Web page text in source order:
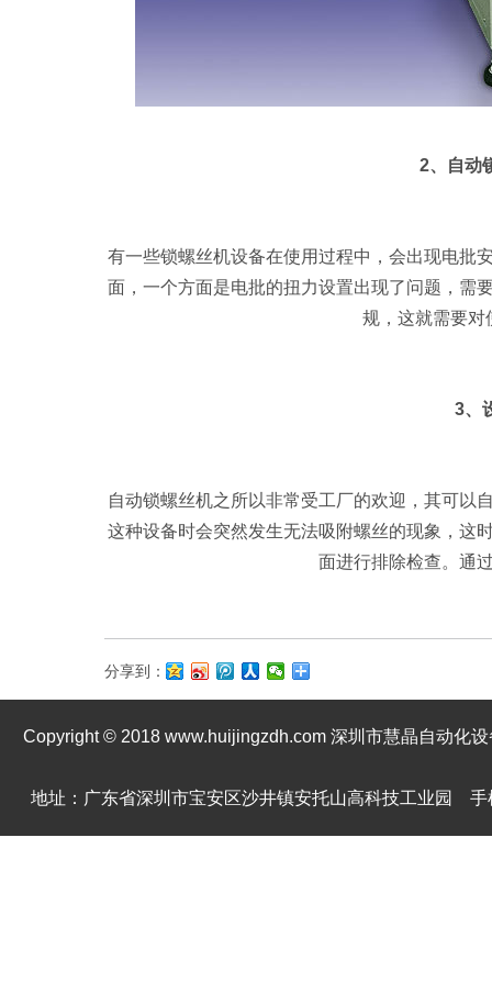
2、自动
有一些锁螺丝机设备在使用过程中，会出现电批
面，一个方面是电批的扭力设置出现了问题，需
规，这就需要对
3、
自动锁螺丝机之所以非常受工厂的欢迎，其可以
这种设备时会突然发生无法吸附螺丝的现象，这
面进行排除检查。通
分享到：
Copyright © 2018 www.huijingzdh.com 深圳市慧晶自动化
地址：广东省深圳市宝安区沙井镇安托山高科技工业园